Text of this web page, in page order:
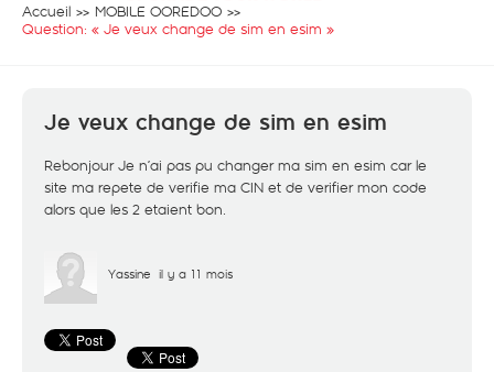
Accueil
MOBILE OOREDOO
Question: « Je veux change de sim en esim »
Je veux change de sim en esim
Rebonjour Je n’ai pas pu changer ma sim en esim car le
site ma repete de verifie ma CIN et de verifier mon code
alors que les 2 etaient bon.
Yassine il y a 11 mois